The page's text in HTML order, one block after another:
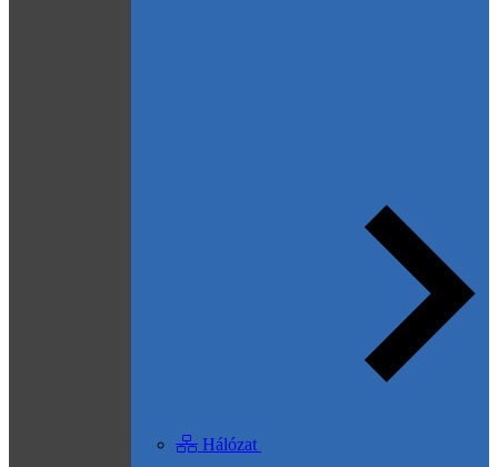
Hálózat